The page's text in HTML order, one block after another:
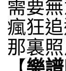
需要
瘋狂
那裏